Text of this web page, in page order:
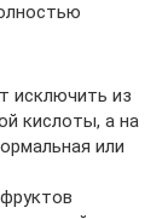
исключить из
кислоты, а на
или